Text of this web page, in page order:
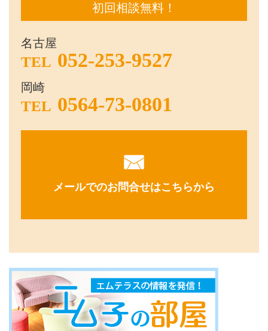
初回相談無料！
名古屋
TEL 052-253-9527
岡崎
TEL 0564-73-0801
メールでのお問合せはこちらから